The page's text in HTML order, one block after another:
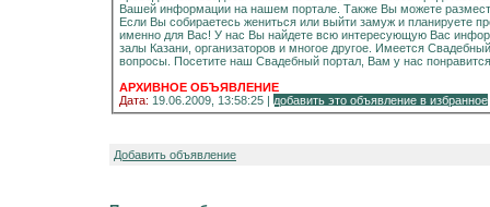
Вашей информации на нашем портале. Также Вы можете
Если Вы собираетесь жениться или выйти замуж и планируете
именно для Вас! У нас Вы найдете всю интересующую Вас
залы Казани, организаторов и многое другое. Имеется
вопросы. Посетите наш Свадебный портал, Вам у нас
АРХИВНОЕ ОБЪЯВЛЕНИЕ
Дата: 19.06.2009, 13:58:25 | добавить это объявление в избранное
Добавить объявление